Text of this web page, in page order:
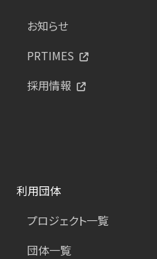
お知らせ
PRTIMES
採用情報
利用団体
プロジェクト一覧
団体一覧